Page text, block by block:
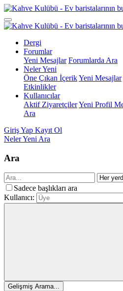
Dergi
Forumlar
Yeni Mesajlar Forumlarda Ara
Neler Yeni
Öne Çıkan İçerikYeni Mesajlar
Etkinlikler
Kullanıcılar
Aktif ZiyaretçilerYeni Profil
Ara
Giriş Yap Kayıt Ol
Neler Yeni Ara
Ara
Sadece başlıkları ara
Kullanıcı:
Gelişmiş Arama...